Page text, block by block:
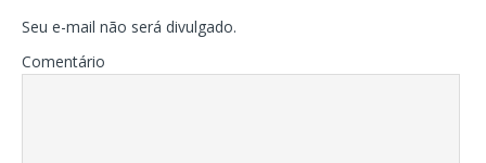
Seu e-mail não será divulgado.
Comentário